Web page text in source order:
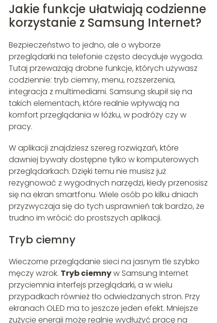
Jakie funkcje ułatwiają codzienne
korzystanie z Samsung Internet?
Bezpieczeństwo to jedno, ale o wyborze
przeglądarki na telefonie często decyduje wygoda.
Tutaj przeważają drobne funkcje, których używasz
codziennie: tryb ciemny, menu, rozszerzenia,
integracja z multimediami. Samsung skupił się na
takich elementach, które realnie wpływają na
komfort przeglądania w łóżku, w podróży czy w
pracy.
W aplikacji znajdziesz szereg rozwiązań, które
dawniej bywały dostępne tylko w komputerowych
przeglądarkach. Dzięki temu nie musisz już
rezygnować z wygodnych narzędzi, kiedy przenosisz
się na ekran smartfonu. Wiele osób po kilku dniach
przyzwyczaja się do tych usprawnień tak bardzo, że
trudno im wrócić do prostszych aplikacji.
Tryb ciemny
Wieczorne przeglądanie sieci na jasnym tle szybko
męczy wzrok. Tryb ciemnyw Samsung Internet
przyciemnia interfejs przeglądarki, a w wielu
przypadkach również tło odwiedzanych stron. Przy
ekranach OLED ma to jeszcze jeden efekt. Mniejsze
zużycie energii może realnie wydłużyć pracę na